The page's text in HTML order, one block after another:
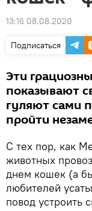
13:16 08.08.2020
Подписаться
Эти
показывают
гуляют сами
пройти
С тех пор, как
животных
днем кошек (а
любителей
повод устроить